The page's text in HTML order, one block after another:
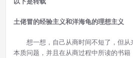
土佬冒的经验主义和洋海龟的理想主义
想一想，自己从商时间不短了，但从
本质问题，并且在从商过程中所读的书籍